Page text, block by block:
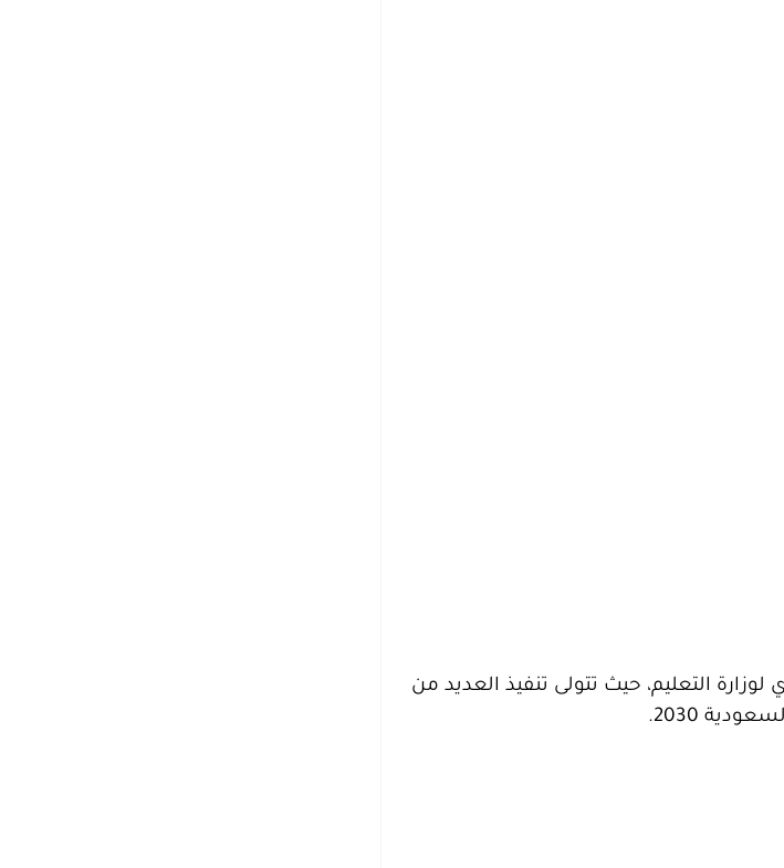
عام 2012م، وتُعد الذراع التنفيذي لوزارة التعليم، حيث تتولى تنفيذ العديد من
2030.